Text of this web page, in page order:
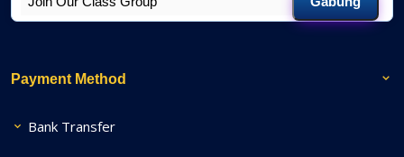
Payment Method
Bank Transfer